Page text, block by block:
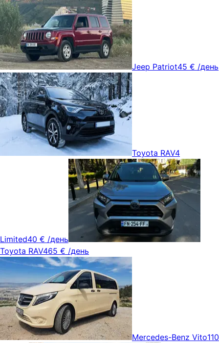
Jeep Patriot45 € /день
Toyota RAV4
Limited40 € /день
Toyota RAV465 € /день
Mercedes-Benz Vito110